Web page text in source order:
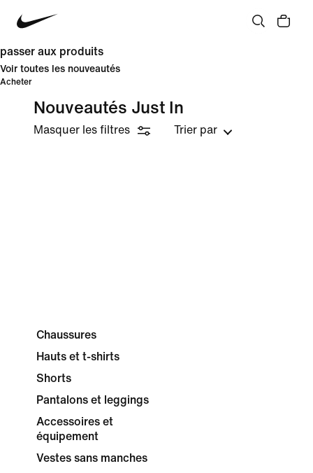
passer aux produits
Voir toutes les nouveautés
Acheter
Nouveautés Just In
Masquer les filtres Trier par
Chaussures
Hauts et t-shirts
Shorts
Pantalons et leggings
Accessoires et
équipement
Vestes sans manches